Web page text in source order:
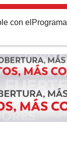
con el Programa